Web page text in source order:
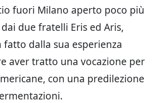
fuori Milano aperto poco più
due fratelli Eris ed Aris,
fatto dalla sua esperienza
aver tratto una vocazione per
con una predilezione